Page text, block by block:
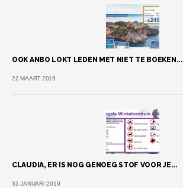
OOK ANBO LOKT LEDEN MET NIET TE BOEKEN...
22 MAART 2019
CLAUDIA, ER IS NOG GENOEG STOF VOOR JE...
31 JANUARI 2019